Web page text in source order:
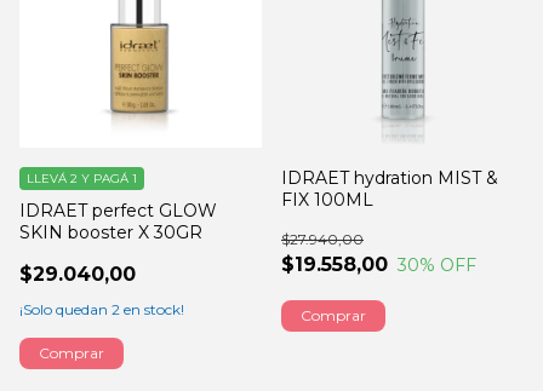
IDRAET perfect GLOW
SKIN booster X 30GR
$29.040,00
LLEVÁ 2 Y PAGÁ 1
¡Solo quedan 2 en stock!
IDRAET hydration MIST &
FIX 100ML
$19.558,00
$27.940,00
30% OFF